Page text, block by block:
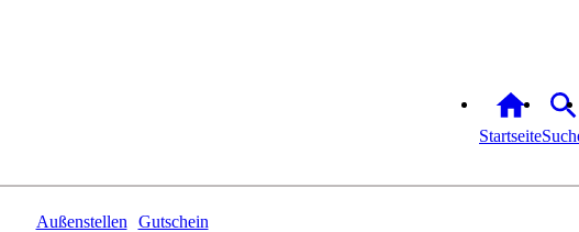
Startseite
Außenstellen Gutschein